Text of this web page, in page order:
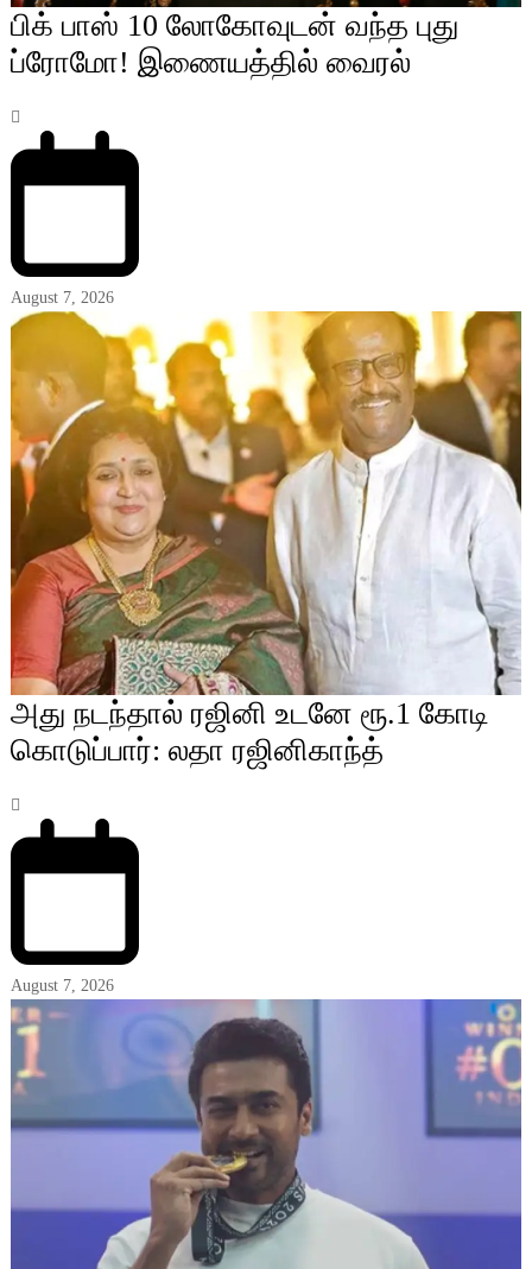
பிக் பாஸ் 10 லோகோவுடன் வந்த புது
ப்ரோமோ! இணையத்தில் வைரல்
August 7, 2026
அது நடந்தால் ரஜினி உடனே ரூ.1 கோடி
கொடுப்பார்: லதா ரஜினிகாந்த்
August 7, 2026